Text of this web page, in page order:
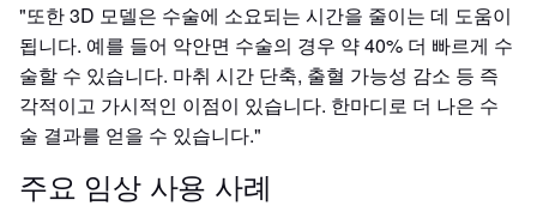
"또한 3D 모델은 수술에 소요되는 시간을 줄이는 데 도움이
됩니다. 예를 들어 악안면 수술의 경우 약 40% 더 빠르게 수
술할 수 있습니다. 마취 시간 단축, 출혈 가능성 감소 등 즉
각적이고 가시적인 이점이 있습니다. 한마디로 더 나은 수
술 결과를 얻을 수 있습니다."
주요 임상 사용 사례